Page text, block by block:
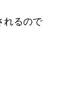
れるので